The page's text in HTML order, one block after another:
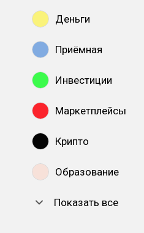
Деньги
Приёмная
Инвестиции
Маркетплейсы
Крипто
Образование
Показать все